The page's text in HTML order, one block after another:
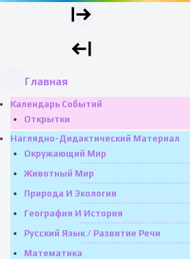
Главная
Календарь Событий
Открытки
Наглядно-Дидактический Материал
Окружающий Мир
Животный Мир
Природа И Экология
География И История
Русский Язык / Развитие Речи
Математика